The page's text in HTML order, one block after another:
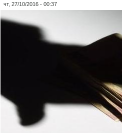
чт, 27/10/2016 - 00:37